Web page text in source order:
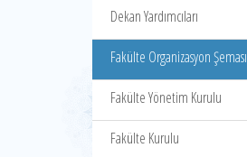
Dekan Yardımcıları
Fakülte Organizasyon Şeması
Fakülte Yönetim Kurulu
Fakülte Kurulu